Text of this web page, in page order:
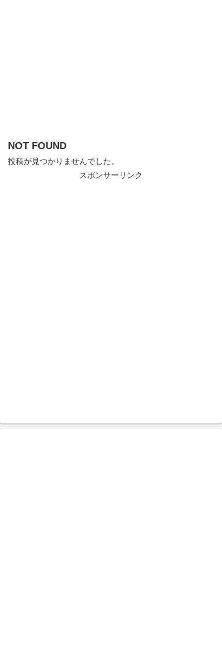
NOT FOUND
投稿が見つかりませんでした。
スポンサーリンク